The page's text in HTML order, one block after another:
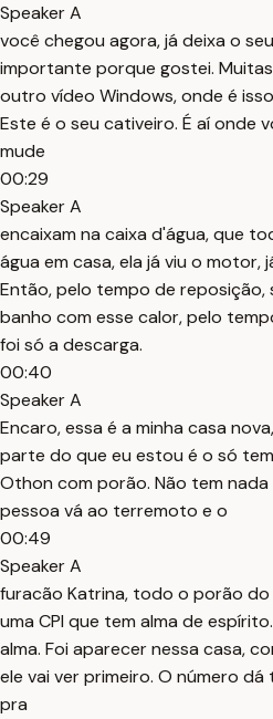
Speaker A
você chegou agora, já deixa o
importante porque gostei.
outro vídeo Windows, onde é
Este é o seu cativeiro. É aí onde
mude
00:29
Speaker A
encaixam na caixa d'água, que
água em casa, ela já viu o motor,
Então, pelo tempo de reposição,
banho com esse calor, pelo
foi só a descarga.
00:40
Speaker A
Encaro, essa é a minha casa
parte do que eu estou é o só
Othon com porão. Não tem nada
pessoa vá ao terremoto e o
00:49
Speaker A
furacão Katrina, todo o porão
uma CPI que tem alma de
alma. Foi aparecer nessa casa,
ele vai ver primeiro. O número
pra